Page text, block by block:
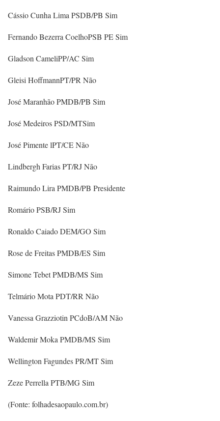
Cássio Cunha Lima PSDB/PB Sim
Fernando Bezerra CoelhoPSB PE Sim
Gladson CameliPP/AC Sim
Gleisi HoffmannPT/PR Não
José Maranhão PMDB/PB Sim
José Medeiros PSD/MTSim
José Pimente lPT/CE Não
Lindbergh Farias PT/RJ Não
Raimundo Lira PMDB/PB Presidente
Romário PSB/RJ Sim
Ronaldo Caiado DEM/GO Sim
Rose de Freitas PMDB/ES Sim
Simone Tebet PMDB/MS Sim
Telmário Mota PDT/RR Não
Vanessa Grazziotin PCdoB/AM Não
Waldemir Moka PMDB/MS Sim
Wellington Fagundes PR/MT Sim
Zeze Perrella PTB/MG Sim
(Fonte: folhadesaopaulo.com.br)